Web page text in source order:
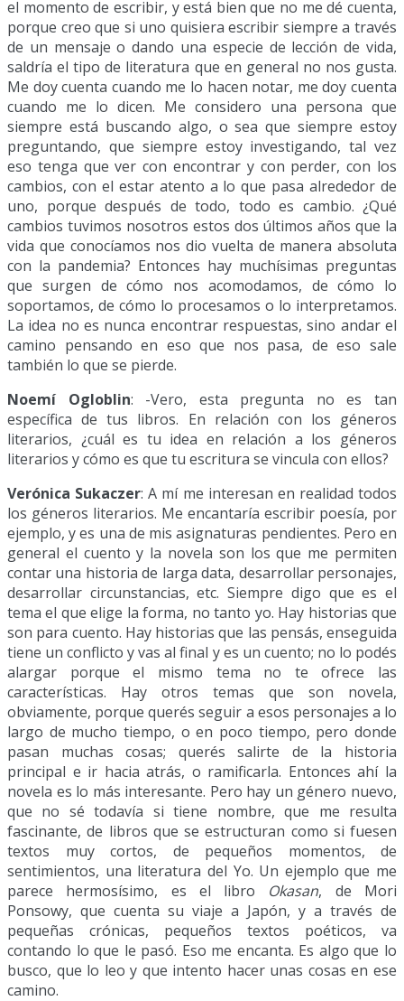
el momento de escribir, y está bien que no me dé cuenta,
porque creo que si uno quisiera escribir siempre a través
de un mensaje o dando una especie de lección de vida,
saldría el tipo de literatura que en general no nos gusta.
Me doy cuenta cuando me lo hacen notar, me doy cuenta
cuando me lo dicen. Me considero una persona que
siempre está buscando algo, o sea que siempre estoy
preguntando, que siempre estoy investigando, tal vez
eso tenga que ver con encontrar y con perder, con los
cambios, con el estar atento a lo que pasa alrededor de
uno, porque después de todo, todo es cambio. ¿Qué
cambios tuvimos nosotros estos dos últimos años que la
vida que conocíamos nos dio vuelta de manera absoluta
con la pandemia? Entonces hay muchísimas preguntas
que surgen de cómo nos acomodamos, de cómo lo
soportamos, de cómo lo procesamos o lo interpretamos.
La idea no es nunca encontrar respuestas, sino andar el
camino pensando en eso que nos pasa, de eso sale
también lo que se pierde.
Noemí Ogloblin: -Vero, esta pregunta no es tan
específica de tus libros. En relación con los géneros
literarios, ¿cuál es tu idea en relación a los géneros
literarios y cómo es que tu escritura se vincula con ellos?
Verónica Sukaczer: A mí me interesan en realidad todos
los géneros literarios. Me encantaría escribir poesía, por
ejemplo, y es una de mis asignaturas pendientes. Pero en
general el cuento y la novela son los que me permiten
contar una historia de larga data, desarrollar personajes,
desarrollar circunstancias, etc. Siempre digo que es el
tema el que elige la forma, no tanto yo. Hay historias que
son para cuento. Hay historias que las pensás, enseguida
tiene un conflicto y vas al final y es un cuento; no lo podés
alargar porque el mismo tema no te ofrece las
características. Hay otros temas que son novela,
obviamente, porque querés seguir a esos personajes a lo
largo de mucho tiempo, o en poco tiempo, pero donde
pasan muchas cosas; querés salirte de la historia
principal e ir hacia atrás, o ramificarla. Entonces ahí la
novela es lo más interesante. Pero hay un género nuevo,
que no sé todavía si tiene nombre, que me resulta
fascinante, de libros que se estructuran como si fuesen
textos muy cortos, de pequeños momentos, de
sentimientos, una literatura del Yo. Un ejemplo que me
parece hermosísimo, es el libro Okasan, de Mori
Ponsowy, que cuenta su viaje a Japón, y a través de
pequeñas crónicas, pequeños textos poéticos, va
contando lo que le pasó. Eso me encanta. Es algo que lo
busco, que lo leo y que intento hacer unas cosas en ese
camino.